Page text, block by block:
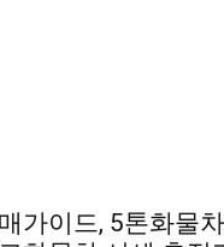
가이드, 5톤화물차